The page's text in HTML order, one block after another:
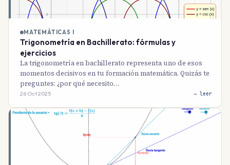
MATEMÁTICAS I
Trigonometría en Bachillerato: fórmulas y
ejercicios
La trigonometría en bachillerato representa uno de esos
momentos decisivos en tu formación matemática. Quizás te
preguntes: ¿por qué necesito…
26 Oct 2025 → leer